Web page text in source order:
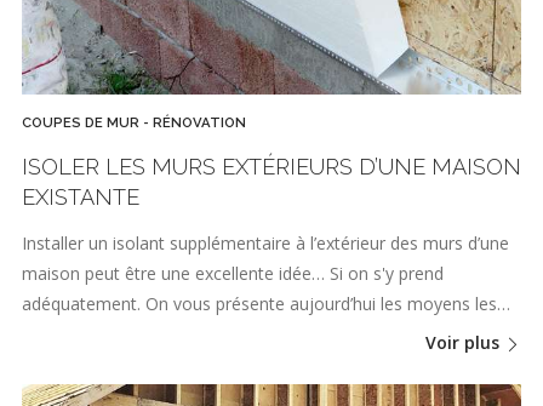
COUPES DE MUR - RÉNOVATION
ISOLER LES MURS EXTÉRIEURS D’UNE MAISON
EXISTANTE
Installer un isolant supplémentaire à l’extérieur des murs d’une
maison peut être une excellente idée… Si on s'y prend
adéquatement. On vous présente aujourd’hui les moyens les…
Voir plus